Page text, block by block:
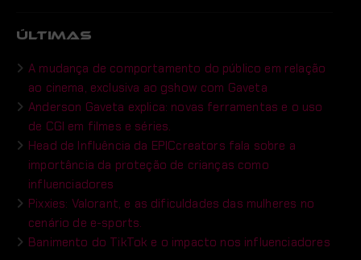
ÚLTIMAS
A mudança de comportamento do público em relação
ao cinema, exclusiva ao gshow com Gaveta
Anderson Gaveta explica: novas ferramentas e o uso
de CGI em filmes e séries.
Head de Influência da EPICcreators fala sobre a
importância da proteção de crianças como
influenciadores
Pixxies: Valorant, e as dificuldades das mulheres no
cenário de e-sports.
Banimento do TikTok e o impacto nos influenciadores